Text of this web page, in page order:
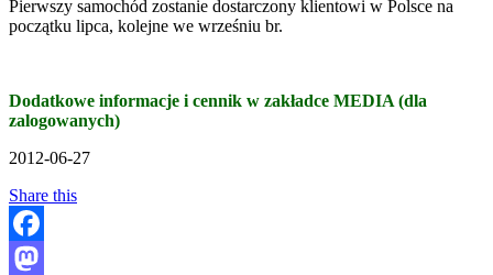
Pierwszy samochód zostanie dostarczony klientowi w Polsce na
początku lipca, kolejne we wrześniu br.
Dodatkowe informacje i cennik w zakładce MEDIA (dla
zalogowanych)
2012-06-27
Share this
Facebook